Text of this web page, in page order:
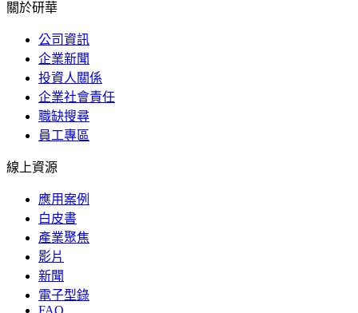
關於研華
公司資訊
企業新聞
投資人關係
企業社會責任
職缺搜尋
員工專區
線上資源
應用案例
白皮書
產業聚焦
影片
新聞
電子型錄